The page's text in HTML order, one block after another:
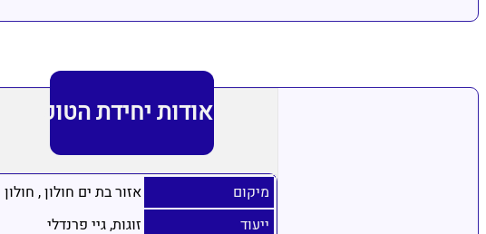
אודות יחידת הטופ
מיקום אזור בת ים חולון, חולון
ייעוד
זוגות, גיי פרנדלי